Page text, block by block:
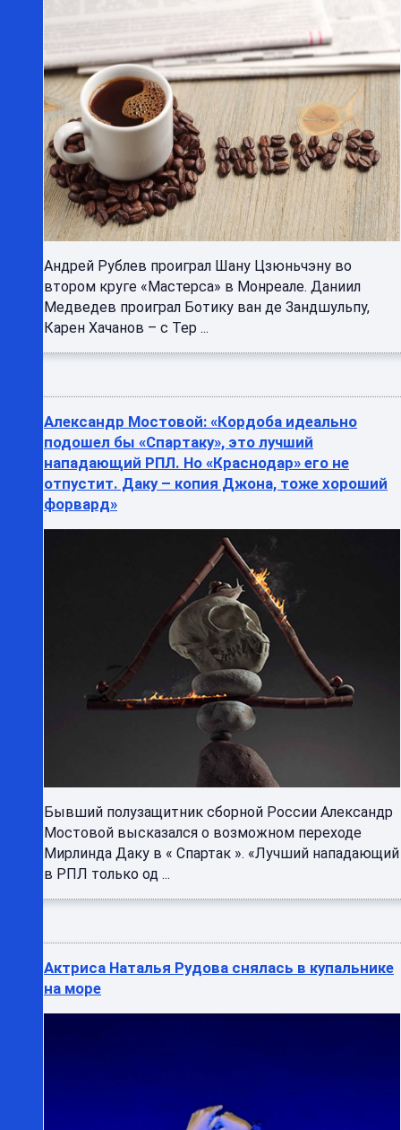
Андрей Рублев проиграл Шану Цзюньчэну во
втором круге «Мастерса» в Монреале. Даниил
Медведев проиграл Ботику ван де Зандшульпу,
Карен Хачанов – с Тер ...
Александр Мостовой: «Кордоба идеально
подошел бы «Спартаку», это лучший
нападающий РПЛ. Но «Краснодар» его не
отпустит. Даку – копия Джона, тоже хороший
форвард»
Бывший полузащитник сборной России Александр
Мостовой высказался о возможном переходе
Мирлинда Даку в « Спартак ». «Лучший нападающий
в РПЛ только од ...
Актриса Наталья Рудова снялась в купальнике
на море